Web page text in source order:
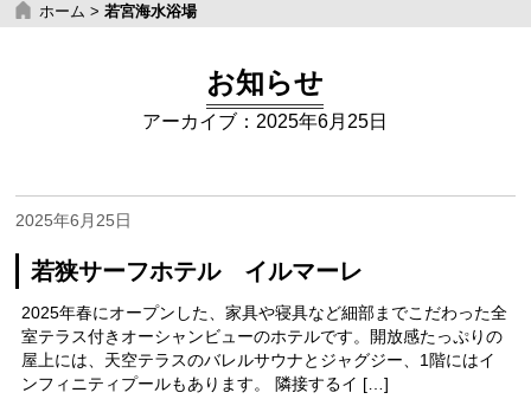
ホーム >若宮海水浴場
お知らせ
アーカイブ：2025年6月25日
若狭サーフホテル イルマーレ
2025年6月25日
2025年春にオープンした、家具や寝具など細部までこだわった全
室テラス付きオーシャンビューのホテルです。開放感たっぷりの
屋上には、天空テラスのバレルサウナとジャグジー、1階にはイ
ンフィニティプールもあります。 隣接するイ […]